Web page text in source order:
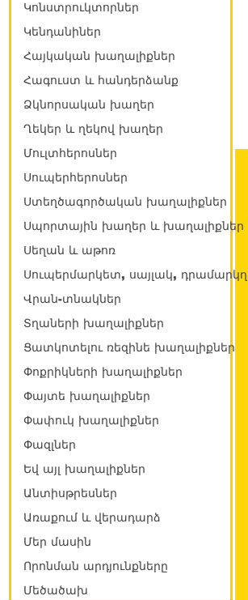
Կոնստրուկտորներ
Կենդանիներ
Հայկական խաղալիքներ
Հագուստ և հանդերձանք
Ձկնորսական խաղեր
Ղեկեր և ղեկով խաղեր
Մուլտհերոսներ
Սուպերհերոսներ
Ստեղծագործական խաղալիքներ
Սպորտային խաղեր և խաղալիքներ
Սեղան և աթոռ
Սուպերմարկետ, սայլակ, դրամարկղ
Վրան-տնակներ
Տղաների խաղալիքներ
Ցատկոտելու ռեզինե խաղալիքներ
Փոքրիկների խաղալիքներ
Փայտե խաղալիքներ
Փափուկ խաղալիքներ
Փազլներ
Եվ այլ խաղալիքներ
Անտիսթրեսներ
Առաքում և վերադարձ
Մեր մասին
Որոնման արդյունքները
Մեծածախ